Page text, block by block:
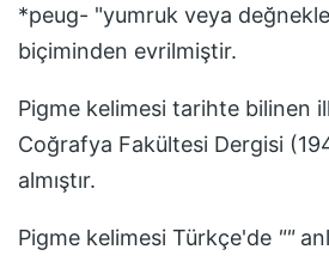
*peug- "yumruk veya
biçiminden evrilmiştir.
Pigme kelimesi tarihte bilinen
Coğrafya Fakültesi Dergisi
almıştır.
Pigme kelimesi Türkçe'de ""